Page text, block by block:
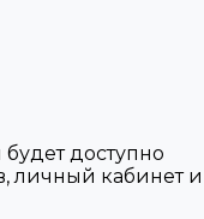
доступно
личный кабинет и